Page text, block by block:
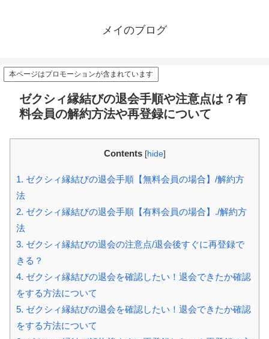
メイのブログ
本ページはプロモーションが含まれています
ゼクシィ縁結びの退会手順や注意点は？有
料会員の解約方法や再登録について
Contents [hide]
1. ゼクシィ縁結びの退会手順【無料会員の場合】/解約方
法
2. ゼクシィ縁結びの退会手順【有料会員の場合】./解約方
法
3. ゼクシィ縁結びの退会の注意点/退会後すぐに再登録で
きる？
4. ゼクシィ縁結びの退会を確認したい！退会できたか確認
をする方法について
5. ゼクシィ縁結びの退会を確認したい！退会できたか確認
をする方法について